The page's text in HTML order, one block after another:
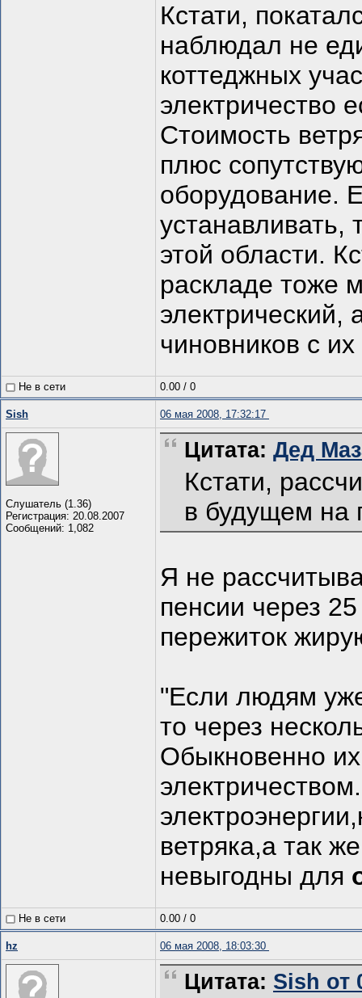
Кстати,
наблюдал не
коттеджных
электричество
Стоимость
плюс
оборудование.
устанавливать,
этой области.
раскладе тоже
электрический,
чиновников с
Не в сети 0.00 / 0
Sish 06 мая 2008, 17:32:17
Слушатель (1.36)
Регистрация: 20.08.2007
Сообщений: 1,082
Цитата: Дед
Кстати,
в будущем на
Я не
пенсии через
пережиток
"Если людям
то через
Обыкновенно
ветряка,а так
невыгодны для
Не в сети 0.00 / 0
hz 06 мая 2008, 18:03:30
Цитата: Sish от